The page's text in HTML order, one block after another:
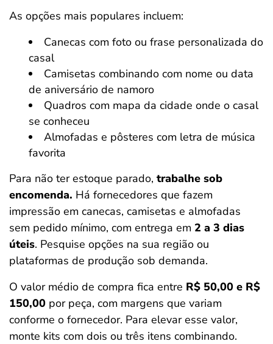
As opções mais populares incluem:
Canecas com foto ou frase personalizada do
casal
Camisetas combinando com nome ou data
de aniversário de namoro
Quadros com mapa da cidade onde o casal
se conheceu
Almofadas e pôsteres com letra de música
favorita
Para não ter estoque parado, trabalhe sob
encomenda. Há fornecedores que fazem
impressão em canecas, camisetas e almofadas
sem pedido mínimo, com entrega em 2 a 3 dias
úteis. Pesquise opções na sua região ou
plataformas de produção sob demanda.
O valor médio de compra fica entre R$ 50,00 e R$
150,00 por peça, com margens que variam
conforme o fornecedor. Para elevar esse valor,
monte kits com dois ou três itens combinando.